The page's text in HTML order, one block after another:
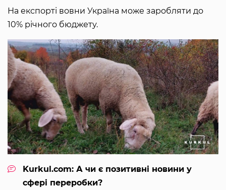
На експорті вовни Україна може заробляти до
10% річного бюджету.
Kurkul.com: А чи є позитивні новини у
сфері переробки?